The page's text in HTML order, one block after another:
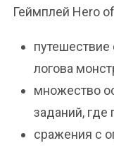
Геймплей Hero
путешествие
логова
множество
заданий, где
сражения с